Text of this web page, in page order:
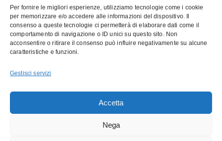
Per fornire le migliori esperienze, utilizziamo tecnologie come i cookie
per memorizzare e/o accedere alle informazioni del dispositivo. Il
consenso a queste tecnologie ci permetterà di elaborare dati come il
comportamento di navigazione o ID unici su questo sito. Non
acconsentire o ritirare il consenso può influire negativamente su alcune
caratteristiche e funzioni.
Gestisci servizi
Accetta
Nega
Follow Us:
– Tutti i diritti riservati – Powered by
DekaEpta.it